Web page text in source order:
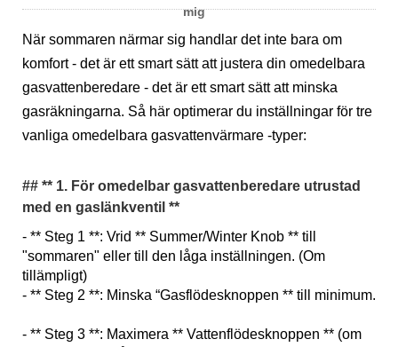
mig
När sommaren närmar sig handlar det inte bara om
komfort - det är ett smart sätt att justera din omedelbara
gasvattenberedare - det är ett smart sätt att minska
gasräkningarna. Så här optimerar du inställningar för tre
vanliga omedelbara gasvattenvärmare -typer:
## ** 1. För omedelbar gasvattenberedare utrustad
med en gaslänkventil **
- ** Steg 1 **: Vrid ** Summer/Winter Knob ** till
"sommaren" eller till den låga inställningen. (Om
tillämpligt)
- ** Steg 2 **: Minska “Gasflödesknoppen ** till minimum.
- ** Steg 3 **: Maximera ** Vattenflödesknoppen ** (om